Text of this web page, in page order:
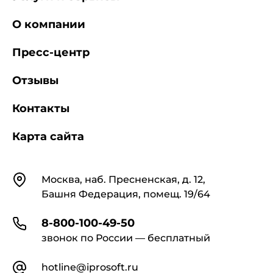
"Справочнику структурных показателей для
в условиях перехода к рыночной экономике" с
Договора индекса, установленного РАО "ЕЭС
основной заработной платы производственных
платы рабочих по каждой работе.
Форма внутренней сметы приведена в
приложении 2.
2.2. Коэффициенты к основной заработной
плате производственных рабочих
КонтактыМосква, наб. Пресненская, д. 12,
Башня Федерация, помещ. 19/64
8-800-100-49-50
звонок по России — бесплатный
hotline@iprosoft.ru
О компании
Пресс-центр
Отзывы
Контакты
Карта сайта